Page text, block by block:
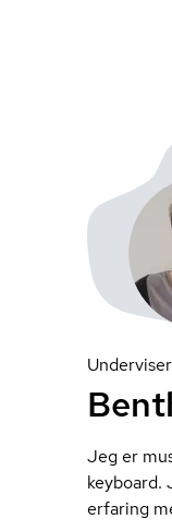
Underviser
Jeg er
keyboard.
erfaring